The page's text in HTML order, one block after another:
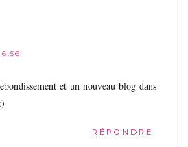
et un nouveau blog dans
RÉPONDRE